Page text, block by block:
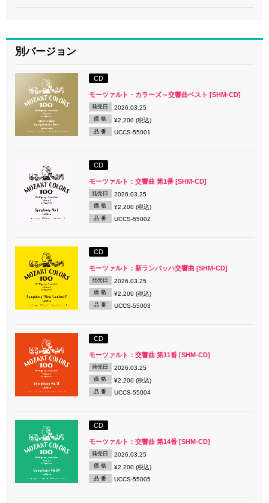
別バージョン
CD
モーツァルト・カラーズ～交響曲ベスト [SHM-CD]
発売日 2026.03.25
価 格 ¥2,200 (税込)
品 番 UCCS-55001
CD
モーツァルト：交響曲 第1番 [SHM-CD]
発売日 2026.03.25
価 格 ¥2,200 (税込)
品 番 UCCS-55002
CD
モーツァルト：新ランバッハ交響曲 [SHM-CD]
発売日 2026.03.25
価 格 ¥2,200 (税込)
品 番 UCCS-55003
CD
モーツァルト：交響曲 第11番 [SHM-CD]
発売日 2026.03.25
価 格 ¥2,200 (税込)
品 番 UCCS-55004
CD
モーツァルト：交響曲 第14番 [SHM-CD]
発売日 2026.03.25
価 格 ¥2,200 (税込)
品 番 UCCS-55005